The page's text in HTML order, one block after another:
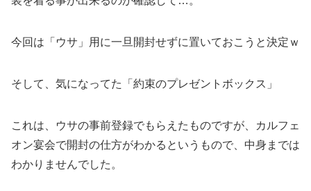
今回は「ウサ」用に一旦開封せずに置いておこうと決定ｗ
そして、気になってた「約束のプレゼントボックス」
これは、ウサの事前登録でもらえたものですが、カルフェ
オン宴会で開封の仕方がわかるというもので、中身までは
わかりませんでした。